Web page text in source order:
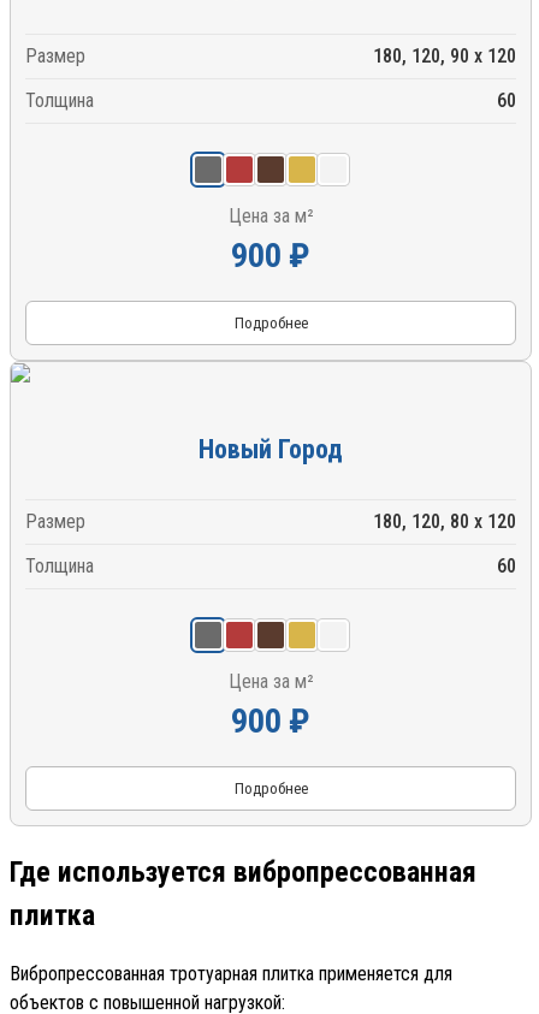
Размер
180, 120, 90 x 120
Толщина
60
Цена за м²
900 ₽
Подробнее
Новый Город
Размер
180, 120, 80 x 120
Толщина
60
Цена за м²
900 ₽
Подробнее
Где используется вибропрессованная
плитка
Вибропрессованная тротуарная плитка применяется для
объектов с повышенной нагрузкой: